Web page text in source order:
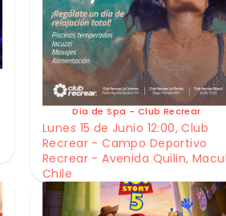
Dia de Spa - Club Recrear
Lunes 15 de Junio 12:00, Club
Recrear - Campo Deportivo
Recrear - Avenida Quilin,
Chile